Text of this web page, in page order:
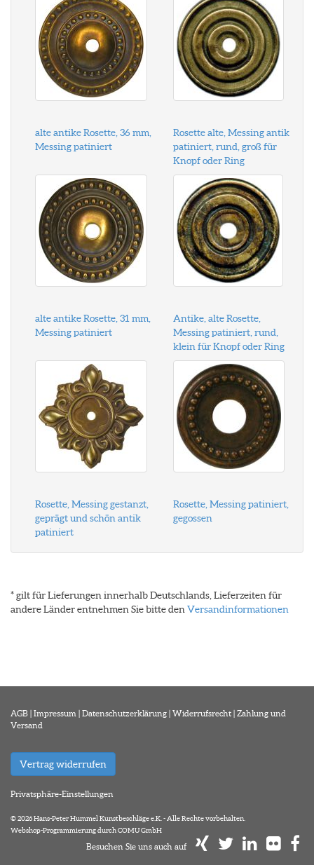
alte antike Rosette, 36 mm,
Messing patiniert
Rosette alte, Messing antik
patiniert, rund, groß für
Knopf oder Ring
alte antike Rosette, 31 mm,
Messing patiniert
Antike, alte Rosette,
Messing patiniert, rund,
klein für Knopf oder Ring
Rosette, Messing gestanzt,
geprägt und schön antik
patiniert
Rosette, Messing patiniert,
gegossen
* gilt für Lieferungen innerhalb Deutschlands, Lieferzeiten für
andere Länder entnehmen Sie bitte den Versandinformationen
AGB | Impressum | Datenschutzerklärung | Widerrufsrecht | Zahlung und
Versand
Vertrag widerrufen
Privatsphäre-Einstellungen
© 2026 Hans-Peter Hummel Kunstbeschläge e.K. - Alle Rechte vorbehalten.
Webshop-Programmierung durch COMU GmbH
Besuchen Sie uns auch auf